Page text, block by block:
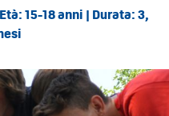
15-18 anni | Durata: 3,